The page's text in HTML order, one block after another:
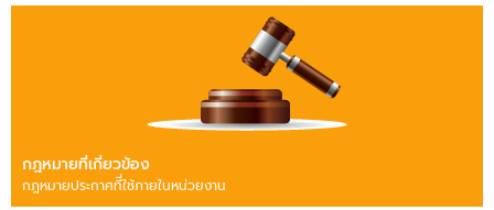
กฎหมายที่เกี่ยวข้อง
กฎหมายประกาศทีี่ใช้ภายในหน่วยงาน